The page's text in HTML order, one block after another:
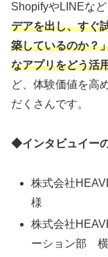
ShopifyやLINEなど
デアを出し、すぐ
築しているのか？
なアプリをどう活
ど、体験価値を高
だくさんです。
◆インタビュイー
株式会社
様
株式会社
ーション部